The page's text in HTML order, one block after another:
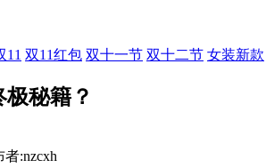
11 双11红包 双十一节 双十二节 女装新款
秘籍？
者:nzcxh